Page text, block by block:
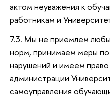
актом неуважения к
работникам и
7.3. Мы не приемлем
норм, принимаем меры
нарушений и имеем
администрации
самоуправления